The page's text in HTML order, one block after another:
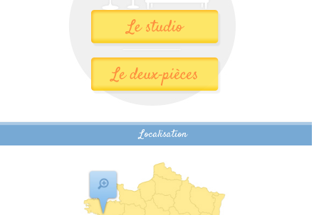
Localisation